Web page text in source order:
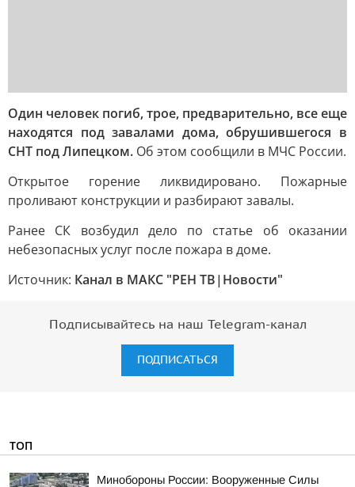
Один человек погиб, трое, предварительно, все еще
находятся под завалами дома, обрушившегося в
СНТ под Липецком. Об этом сообщили в МЧС России.
Открытое горение ликвидировано. Пожарные
проливают конструкции и разбирают завалы.
Ранее СК возбудил дело по статье об оказании
небезопасных услуг после пожара в доме.
Источник: Канал в МАКС "РЕН ТВ|Новости"
Подписывайтесь на наш Telegram-канал
ПОДПИСАТЬСЯ
ТОП
Минобороны России: Вооруженные Силы